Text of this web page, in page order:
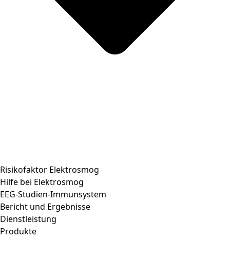
Risikofaktor Elektrosmog
Hilfe bei Elektrosmog
EEG-Studien-Immunsystem
Bericht und Ergebnisse
Dienstleistung
Produkte